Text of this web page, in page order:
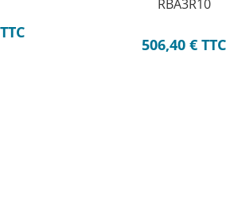
TTC
RBA3R10
506,40€ TTC